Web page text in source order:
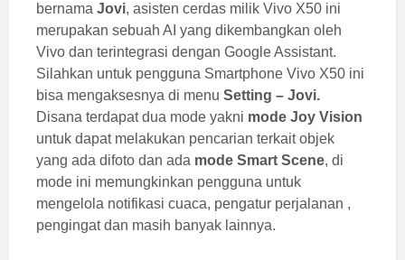
bernama Jovi, asisten cerdas milik Vivo X50 ini
merupakan sebuah AI yang dikembangkan oleh
Vivo dan terintegrasi dengan Google Assistant.
Silahkan untuk pengguna Smartphone Vivo X50 ini
bisa mengaksesnya di menu Setting – Jovi.
Disana terdapat dua mode yakni mode Joy Vision
untuk dapat melakukan pencarian terkait objek
yang ada difoto dan ada mode Smart Scene, di
mode ini memungkinkan pengguna untuk
mengelola notifikasi cuaca, pengatur perjalanan ,
pengingat dan masih banyak lainnya.